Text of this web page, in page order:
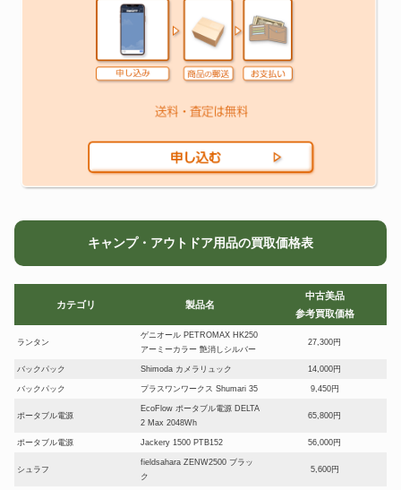
キャンプ・アウトドア用品の買取価格表
カテゴリ 製品名
中古美品
参考買取価格
ランタン
ゲニオール PETROMAX HK250
アーミーカラー 艶消しシルバー
27,300円
バックパック Shimoda カメラリュック 14,000円
バックパック プラスワンワークス Shumari 35 9,450円
ポータブル電源
EcoFlow ポータブル電源 DELTA
2 Max 2048Wh
65,800円
ポータブル電源 Jackery 1500 PTB152 56,000円
シュラフ
fieldsahara ZENW2500 ブラッ
ク
5,600円